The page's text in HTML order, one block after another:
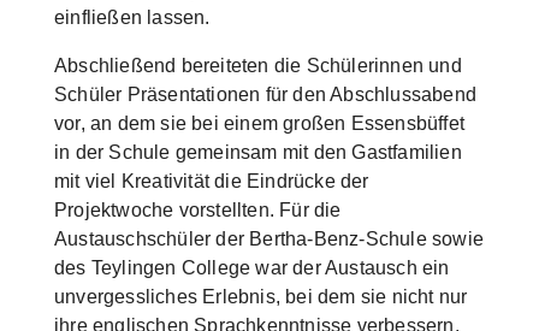
einfließen lassen.
Abschließend bereiteten die Schülerinnen und
Schüler Präsentationen für den Abschlussabend
vor, an dem sie bei einem großen Essensbüffet
in der Schule gemeinsam mit den Gastfamilien
mit viel Kreativität die Eindrücke der
Projektwoche vorstellten. Für die
Austauschschüler der Bertha-Benz-Schule sowie
des Teylingen College war der Austausch ein
unvergessliches Erlebnis, bei dem sie nicht nur
ihre englischen Sprachkenntnisse verbessern,